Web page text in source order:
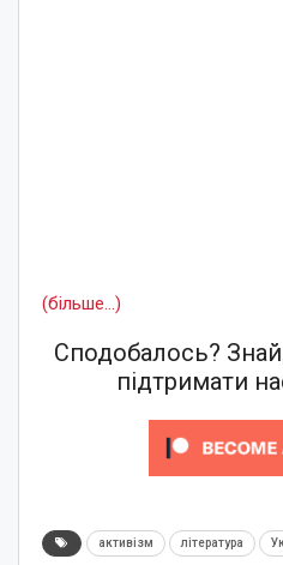
(більше…)
Сподобалось?
підтримати
активізм література